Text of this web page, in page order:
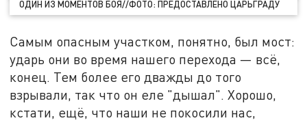
ОДИН ИЗ МОМЕНТОВ БОЯ//ФОТО: ПРЕДОСТАВЛЕНО ЦАРЬГРАДУ
Самым опасным участком, понятно, был мост:
ударь они во время нашего перехода — всё,
конец. Тем более его дважды до того
взрывали, так что он еле "дышал". Хорошо,
кстати, ещё, что наши не покосили нас,